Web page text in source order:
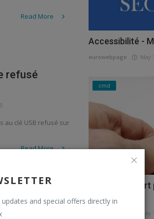
and special offers directly in
Read More
refusé
au clé USB refusé sur
Read More
Accessibilité -
eurowebpage May
cmd
Utiliser
USB
May